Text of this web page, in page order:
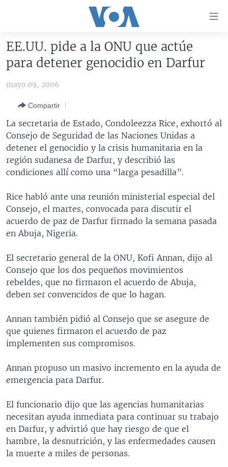
accesibilidad
principal
Salte
navegador
principal
Salte
búsqueda
AMÉRICA DEL NORTE
MÉXICO
HAITÍ
ELECCIONES EEUU 2024
ELECCIONES EEUU
VOTO DIVIDIDO
VOA VERIFICA
VOA VERIFICA UCRANIA/RUSIA
VOA VERIFICA INMIGRACIÓN
VOA VERIFICA AMÉRICA LATINA
AMÉRICA LATINA
ARGENTINA
BOLIVIA
COLOMBIA
PERÚ
ECUADOR
VENEZUELA
BRASIL
CHINA EN AMÉRICA LATINA
CENTROAMÉRICA
COSTA RICA
GUATEMALA
HONDURAS
NICARAGUA
OTRAS SECCIONES
LIBERTAD DE PRENSA
MUNDO
ECONOMÍA
ENTRETENIMIENTO Y CULTURA
TECNOLOGÍA
DEPORTES
LIBERTAD DE PRENSA
UCRANIA
MULTIMEDIA
VIDEOS
FOTOGRAFÍA
AUDIOS
PROGRAMAS TV
EL MUNDO AL DÍA
FORO INTERAMERICANO
LAS CLAVES
PANORAMA
RADIO
AVANCE INFORMATIVO
BUENOS DÍAS AMÉRICA
ESTADOS UNIDOS AL DÍA
EL MUNDO AL DÍA [RADIO]
FORO [RADIO]
DEPORTIVO INTERNACIONAL
NOTA ECONÓMICA
ENTRETENIMIENTO
DIRECT
Learning English
SÍGANOS
Idiomas
EE.UU. pide a la ONU que actúe
para detener genocidio en Darfur
mayo 09, 2006
Compartir
La secretaria de Estado, Condoleezza Rice, exhortó al
Consejo de Seguridad de las Naciones Unidas a
detener el genocidio y la crisis humanitaria en la
región sudanesa de Darfur, y describió las
condiciones allí como una “larga pesadilla”.
Rice habló ante una reunión ministerial especial del
Consejo, el martes, convocada para discutir el
acuerdo de paz de Darfur firmado la semana pasada
en Abuja, Nigeria.
El secretario general de la ONU, Kofi Annan, dijo al
Consejo que los dos pequeños movimientos
rebeldes, que no firmaron el acuerdo de Abuja,
deben ser convencidos de que lo hagan.
Annan también pidió al Consejo que se asegure de
que quienes firmaron el acuerdo de paz
implementen sus compromisos.
Annan propuso un masivo incremento en la ayuda de
emergencia para Darfur.
El funcionario dijo que las agencias humanitarias
necesitan ayuda inmediata para continuar su trabajo
en Darfur, y advirtió que hay riesgo de que el
hambre, la desnutrición, y las enfermedades causen
la muerte a miles de personas.